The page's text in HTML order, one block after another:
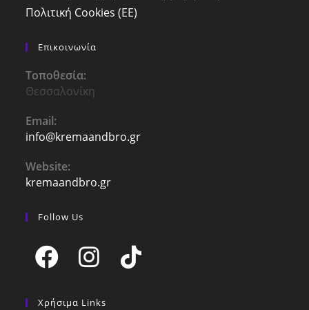
Πολιτική Cookies (ΕΕ)
Επικοινωνία
Τοποθεσία:
Θεσσαλονίκη
Email:
info@kremaandbro.grOpens
Website:
kremaandbro.gr
Follow Us
in
in
Χρήσιμα Links